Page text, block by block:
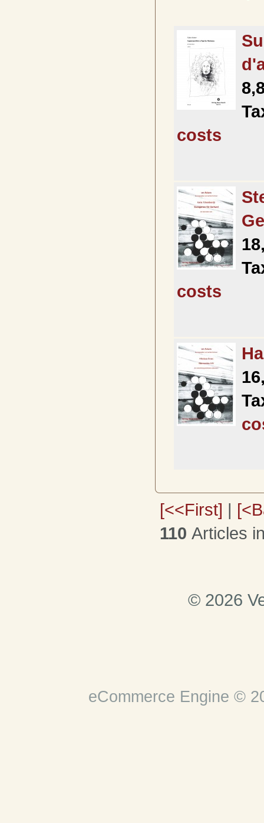
costs
costs
[<<First] |
110 Articles
© 2026
eCommerce Engine ©